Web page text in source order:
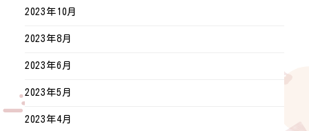
2023年10月
2023年8月
2023年6月
2023年5月
2023年4月